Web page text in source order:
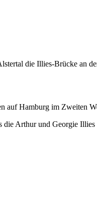
die Illies-Brücke an
Hamburg im Zweiten
Arthur und Georgie